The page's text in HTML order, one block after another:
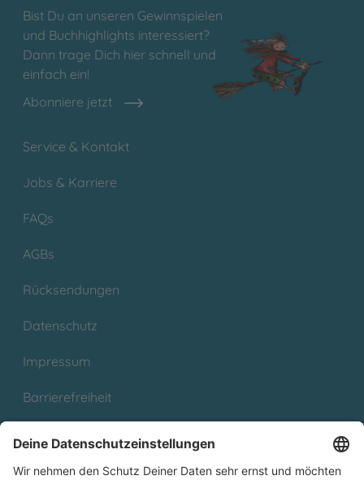
Bist Du an unseren Gewinnspielen
und Buchhighlights interessiert?
Dann trage Dich hier schnell und
einfach ein!
Abonniere jetzt
Service & Kontakt
Jobs & Karriere
FAQs
AGBs
Rücksendungen
Datenschutz
Impressum
Barrierefreiheit
Partnerprogramm (Affiliate)